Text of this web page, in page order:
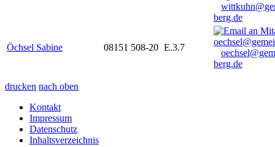
berg.de
Öchsel Sabine 08151 508-20 E.3.7
berg.de
drucken nach oben
Kontakt
Impressum
Datenschutz
Inhaltsverzeichnis